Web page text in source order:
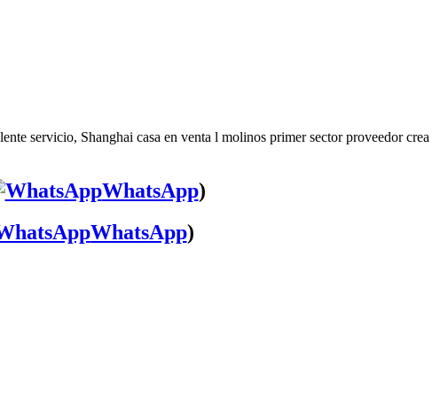
servicio, Shanghai casa en venta l molinos primer sector proveedor crea
WhatsApp)
WhatsApp)